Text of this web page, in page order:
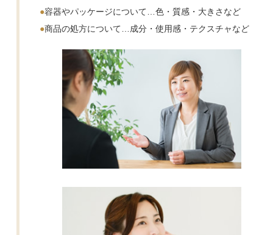
●容器やパッケージについて…色・質感・大きさなど
●商品の処方について…成分・使用感・テクスチャなど